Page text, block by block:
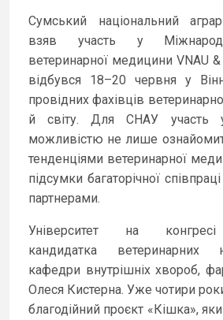
Сумський національний
взяв участь у
ветеринарної медицини VNAU
відбувся 18–20 червня у
провідних фахівців
й світу. Для СНАУ участь
можливістю не лише
тенденціями ветеринарної
підсумки багаторічної
партнерами.
Університет на конгресі
кандидатка ветеринарних
кафедри внутрішніх хвороб,
Олеся Кистерна. Уже чотири
благодійний проєкт «Кішка»,